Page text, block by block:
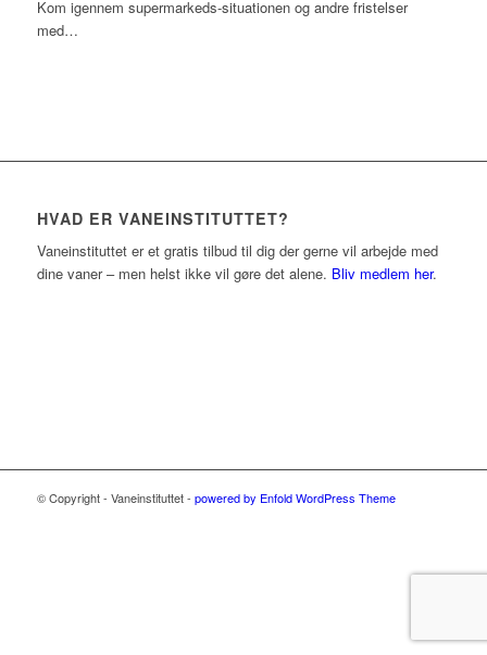
Kom igennem supermarkeds-situationen og andre fristelser
med…
HVAD ER VANEINSTITUTTET?
Vaneinstituttet er et gratis tilbud til dig der gerne vil arbejde med
dine vaner – men helst ikke vil gøre det alene. Bliv medlem her.
© Copyright - Vaneinstituttet - powered by Enfold WordPress Theme